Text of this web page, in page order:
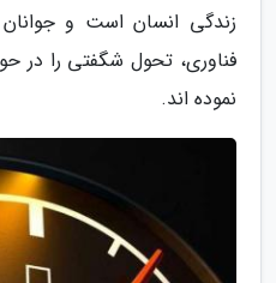
زندگی انسان است و جوانان
فناوری، تحول شگفتی را در
نموده اند.